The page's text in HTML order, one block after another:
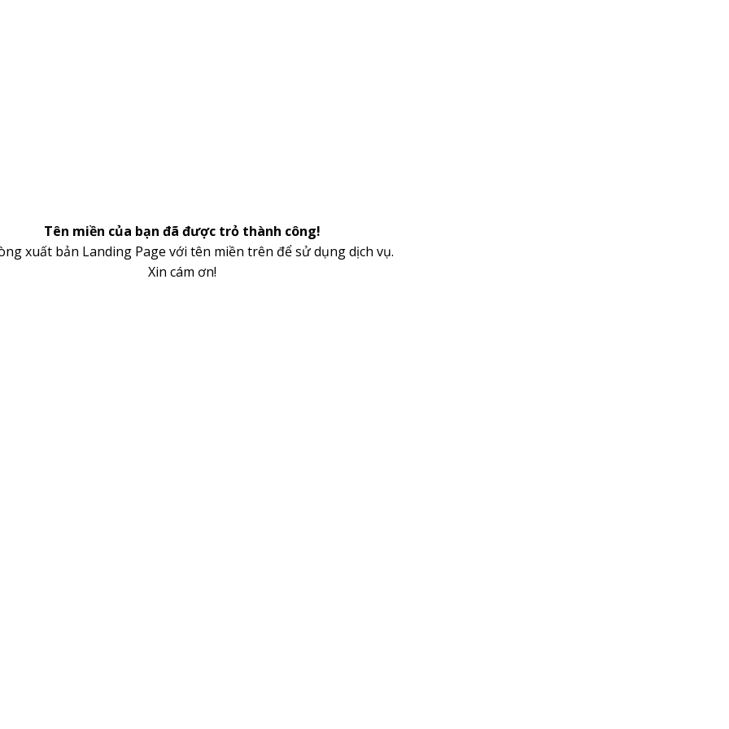
Tên miền của bạn đã được trỏ thành công!
xuất bản Landing Page với tên miền trên để sử dụng dịch vụ.
Xin cám ơn!